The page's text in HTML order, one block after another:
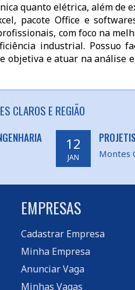
quanto elétrica, além de
pacote Office e
com foco na
industrial. Possuo
objetiva e atuar na análise
CLAROS E REGIÃO
12
JAN Montes
EMPRESAS
Cadastrar Empresa
Minha Empresa
Anunciar Vaga
Minhas Vagas